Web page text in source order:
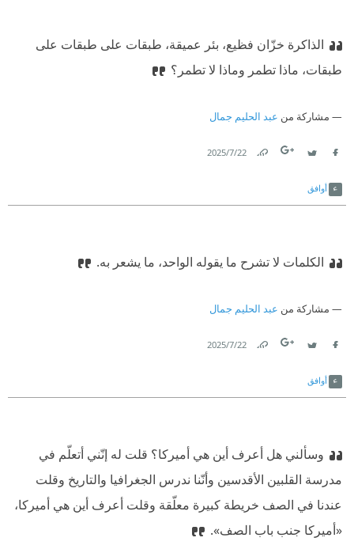
الذاكرة خزّان فظيع، بئر عميقة، طبقات على طبقات على
طبقات، ماذا تطمر وماذا لا تطمر؟
مشاركة من عبد الحليم جمال
22‏/7‏/2025
أوافق
الكلمات لا تشرح ما يقوله الواحد، ما يشعر به.
مشاركة من عبد الحليم جمال
22‏/7‏/2025
أوافق
وسألني هل أعرف أين هي أميركا؟ قلت له إنّني أتعلّم في
مدرسة القلبين الأقدسين وأنّنا ندرس الجغرافيا والتاريخ وقلت
عندنا في الصف خريطة كبيرة معلّقة وقلت أعرف أين هي أميركا،
«أميركا جنب باب الصف».